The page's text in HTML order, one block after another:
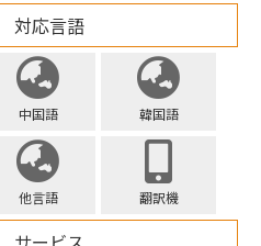
対応言語
中国語 韓国語
他言語 翻訳機